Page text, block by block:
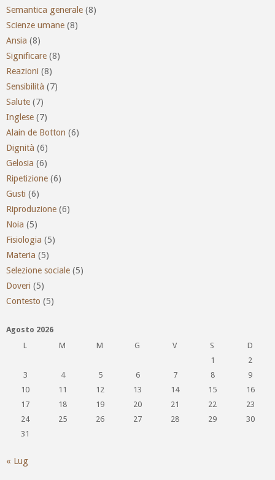
Semantica generale (8)
Scienze umane (8)
Ansia (8)
Significare (8)
Reazioni (8)
Sensibilità (7)
Salute (7)
Inglese (7)
Alain de Botton (6)
Dignità (6)
Gelosia (6)
Ripetizione (6)
Gusti (6)
Riproduzione (6)
Noia (5)
Fisiologia (5)
Materia (5)
Selezione sociale (5)
Doveri (5)
Contesto (5)
Agosto 2026
L
M M G V S
D
1
2
3
4 5 6 7 8
9
10
11 12 13 14 15
16
17
18 19 20 21 22
23
24
25 26 27 28 29
30
31
« Lug